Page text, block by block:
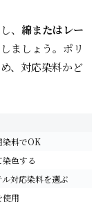
、 綿またはレー
しましょう。ポリ
、対応染料かど
染料でOK
染色する
対応染料を選ぶ
使用